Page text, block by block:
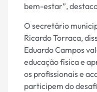
bem-estar”,
O secretário
Ricardo Torraca,
Eduardo Campos
educação física e
os profissionais e
participem do